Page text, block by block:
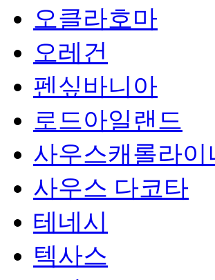
오클라호마
오레건
펜싶바니아
로드아일랜드
사우스캐롤라이
사우스 다코타
테네시
텍사스